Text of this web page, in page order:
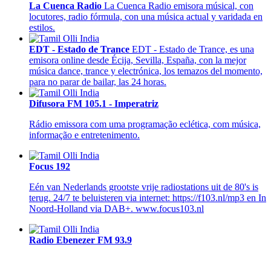
La Cuenca Radio La Cuenca Radio emisora músical, con
locutores, radio fórmula, con una música actual y varidada en
estilos.
EDT - Estado de Trance EDT - Estado de Trance, es una
emisora online desde Écija, Sevilla, España, con la mejor
música dance, trance y electrónica, los temazos del momento,
para no parar de bailar, las 24 horas.
Difusora FM 105.1 - Imperatriz
Rádio emissora com uma programação eclética, com música,
informação e entretenimento.
Focus 192
Eén van Nederlands grootste vrije radiostations uit de 80's is
terug. 24/7 te beluisteren via internet: https://f103.nl/mp3 en In
Noord-Holland via DAB+. www.focus103.nl
Radio Ebenezer FM 93.9